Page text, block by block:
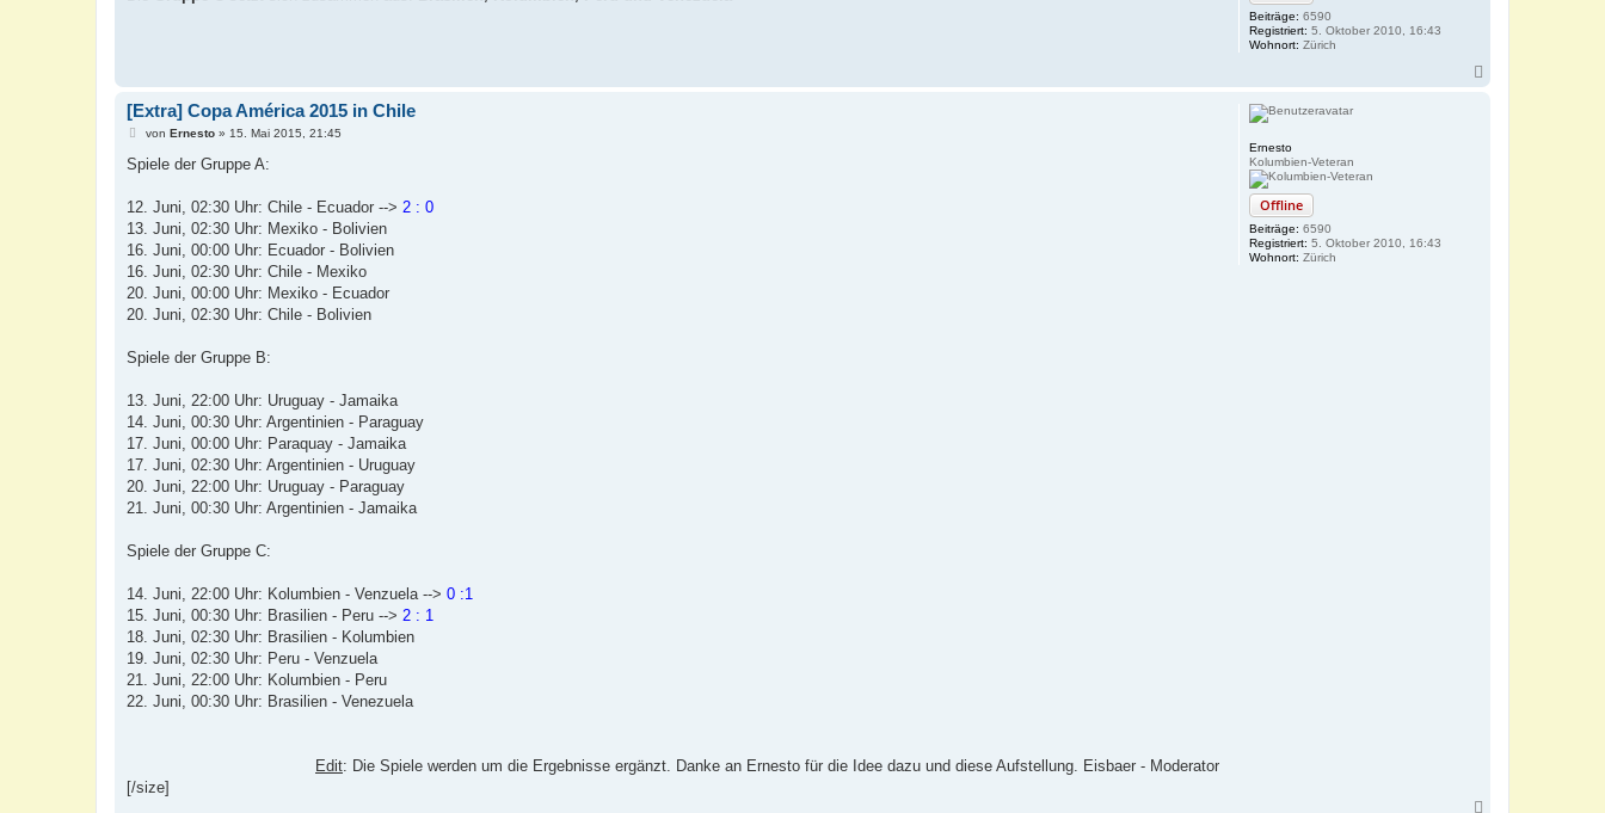
Beiträge: 6590
Registriert: 5. Oktober 2010, 16:43
Wohnort: Zürich
Ernesto
Kolumbien-Veteran
Offline
Beiträge: 6590
Registriert: 5. Oktober 2010, 16:43
Wohnort: Zürich
[Extra] Copa América 2015 in Chile
B
i
a
von Ernesto» 15. Mai 2015, 21:45
Spiele der Gruppe A:
12. Juni, 02:30 Uhr: Chile - Ecuador --> 2 : 0
13. Juni, 02:30 Uhr: Mexiko - Bolivien
16. Juni, 00:00 Uhr: Ecuador - Bolivien
16. Juni, 02:30 Uhr: Chile - Mexiko
20. Juni, 00:00 Uhr: Mexiko - Ecuador
20. Juni, 02:30 Uhr: Chile - Bolivien
Spiele der Gruppe B:
13. Juni, 22:00 Uhr: Uruguay - Jamaika
14. Juni, 00:30 Uhr: Argentinien - Paraguay
17. Juni, 00:00 Uhr: Paraquay - Jamaika
17. Juni, 02:30 Uhr: Argentinien - Uruguay
20. Juni, 22:00 Uhr: Uruguay - Paraguay
21. Juni, 00:30 Uhr: Argentinien - Jamaika
Spiele der Gruppe C:
14. Juni, 22:00 Uhr: Kolumbien - Venzuela --> 0 :1
15. Juni, 00:30 Uhr: Brasilien - Peru --> 2 : 1
18. Juni, 02:30 Uhr: Brasilien - Kolumbien
19. Juni, 02:30 Uhr: Peru - Venzuela
21. Juni, 22:00 Uhr: Kolumbien - Peru
22. Juni, 00:30 Uhr: Brasilien - Venezuela
Edit: Die Spiele werden um die Ergebnisse ergänzt. Danke an Ernesto für die Idee dazu und diese Aufstellung. Eisbaer - Moderator
[/size]